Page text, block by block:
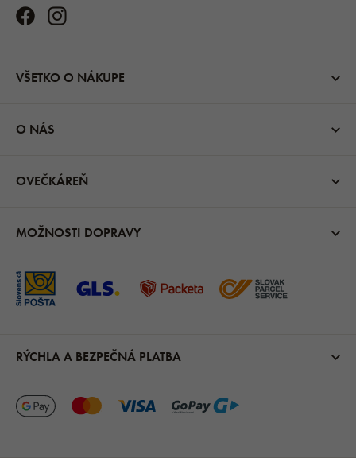
VŠETKO O NÁKUPE
O NÁS
OVEČKÁREŇ
MOŽNOSTI DOPRAVY
RÝCHLA A BEZPEČNÁ PLATBA